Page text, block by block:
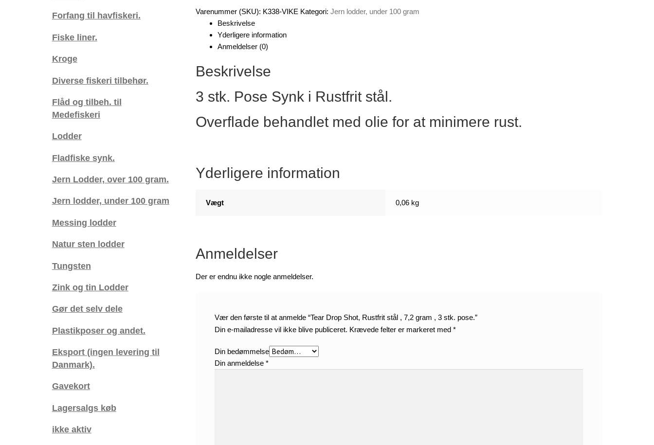
gram
stk.
antal
Varenummer (SKU): K338-VIKE Kategori: Jern lodder, under 100 gram
Beskrivelse
Yderligere information
Anmeldelser (0)
Beskrivelse
3 stk. Pose Synk i Rustfrit stål.
Overflade behandlet med olie for at minimere rust.
Yderligere information
Vægt 0,06 kg
Anmeldelser
Der er endnu ikke nogle anmeldelser.
Vær den første til at anmelde “Tear Drop Shot, Rustfrit stål , 7,2 gram , 3 stk. pose.”
Din e-mailadresse vil ikke blive publiceret. Krævede felter er markeret med *
Din bedømmelse
Din anmeldelse *
Forfang til havfiskeri.
Fiske liner.
Kroge
Diverse fiskeri tilbehør.
Flåd og tilbeh. til
Medefiskeri
Lodder
Fladfiske synk.
Jern Lodder, over 100 gram.
Jern lodder, under 100 gram
Messing lodder
Natur sten lodder
Tungsten
Zink og tin Lodder
Gør det selv dele
Plastikposer og andet.
Eksport (ingen levering til
Danmark).
Gavekort
Lagersalgs køb
ikke aktiv